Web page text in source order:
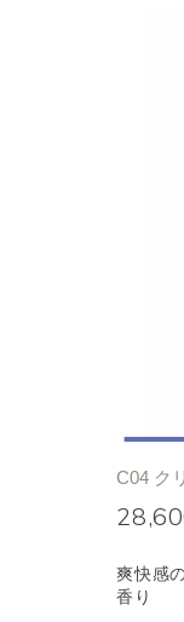
C04 ク
爽快感
香り